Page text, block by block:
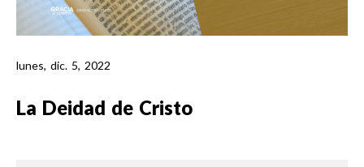
lunes, dic. 5, 2022
La Deidad de Cristo